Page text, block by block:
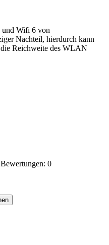
und Wifi 6 von
Nachteil, hierdurch kann
Reichweite des WLAN
0